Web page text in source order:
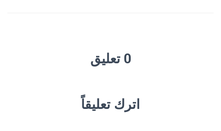
0 تعليق
اترك تعليقاً